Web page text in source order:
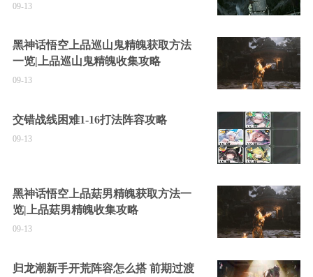
09-13
黑神话悟空上品巡山鬼精魄获取方法
一览|上品巡山鬼精魄收集攻略
09-13
交错战线困难1-16打法阵容攻略
09-13
黑神话悟空上品菇男精魄获取方法一
览|上品菇男精魄收集攻略
09-13
归龙潮新手开荒阵容怎么搭 前期过渡